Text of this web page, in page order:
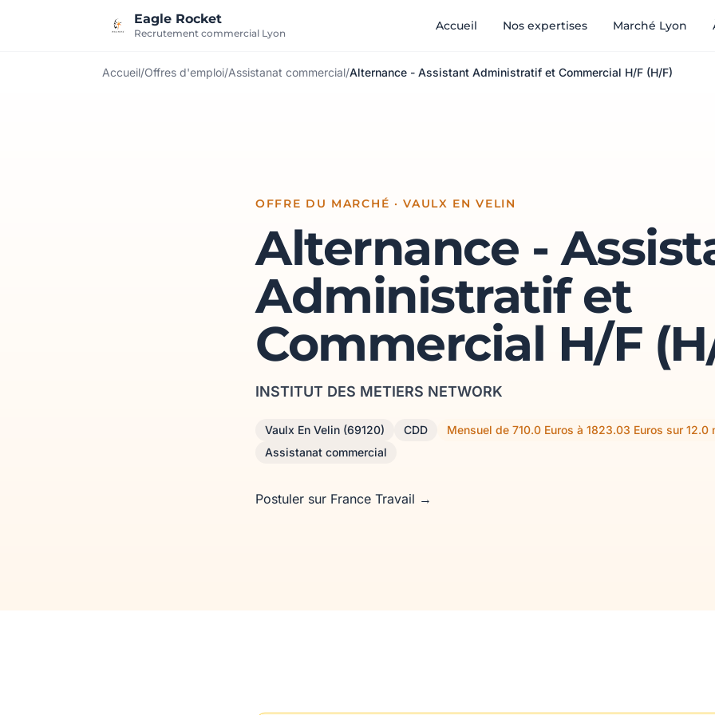
Eagle Rocket
Recrutement commercial Lyon
Accueil Nos expertises Marché Lyon
Accueil/Offres d'emploi/Assistanat commercial/Alternance - Assistant Administratif et Commercial H/F (H/F)
OFFRE DU MARCHÉ · VAULX EN VELIN
Alternance -
Administratif et
Commercial H/F
INSTITUT DES METIERS NETWORK
Vaulx En Velin (69120) CDD
Mensuel de 710.0 Euros à 1823.03 Euros sur 12.0
Assistanat commercial
Postuler sur France Travail →